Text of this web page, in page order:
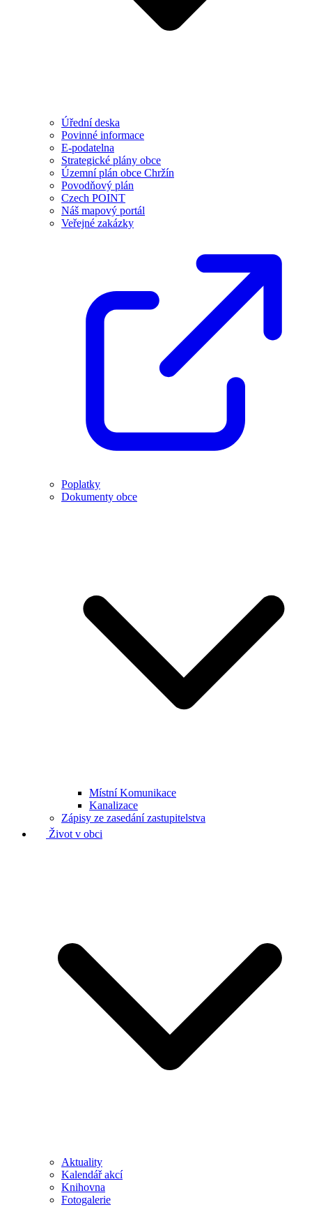
Úřední deska
Povinné informace
E-podatelna
Strategické plány obce
Územní plán obce Chržín
Povodňový plán
Czech POINT
Náš mapový portál
Veřejné zakázky
Poplatky
Dokumenty obce
Místní Komunikace
Kanalizace
Zápisy ze zasedání zastupitelstva
Život v obci
Aktuality
Kalendář akcí
Knihovna
Fotogalerie